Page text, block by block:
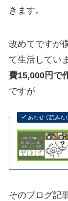
きます。
改めてですが
て生活してい
費15,000円で
ですが
あわせて読みた
そのブログ記